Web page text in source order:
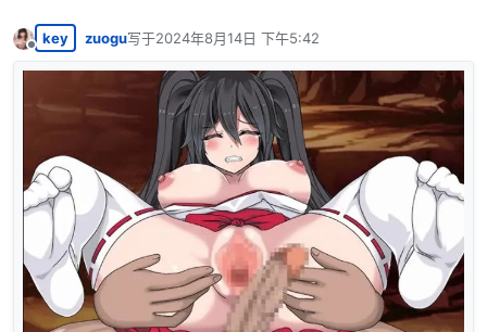
离线
key zuogu写于2024年8月14日 下午5:42
最后由 编辑